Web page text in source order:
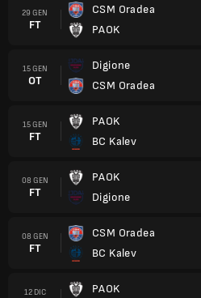
29 GEN
FT
CSM Oradea
PAOK
15 GEN
OT
Digione
CSM Oradea
15 GEN
FT
PAOK
BC Kalev
08 GEN
FT
PAOK
Digione
08 GEN
FT
CSM Oradea
BC Kalev
12 DIC
PAOK